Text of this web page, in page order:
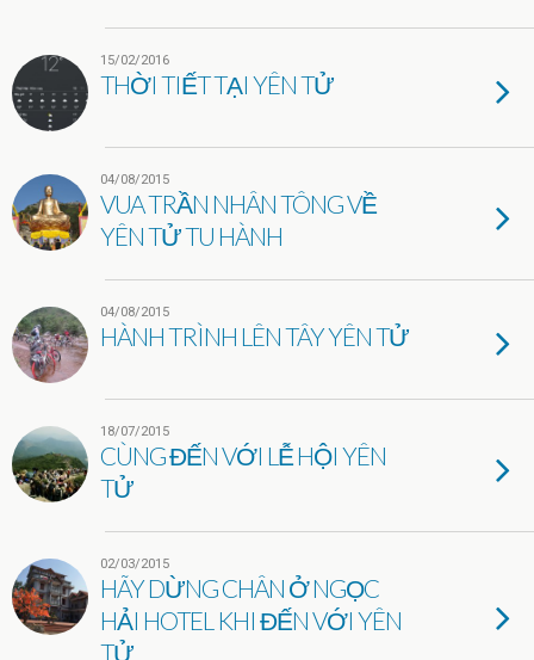
15/02/2016
THỜI TIẾT TẠI YÊN TỬ
04/08/2015
VUA TRẦN NHÂN TÔNG VỀ
YÊN TỬ TU HÀNH
04/08/2015
HÀNH TRÌNH LÊN TÂY YÊN TỬ
18/07/2015
CÙNG ĐẾN VỚI LỄ HỘI YÊN
TỬ
02/03/2015
HÃY DỪNG CHÂN Ở NGỌC
HẢI HOTEL KHI ĐẾN VỚI YÊN
TỬ